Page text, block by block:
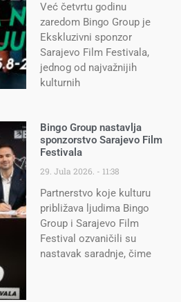
Već četvrtu godinu
zaredom Bingo Group je
Ekskluzivni sponzor
Sarajevo Film Festivala,
jednog od najvažnijih
kulturnih
Bingo Group nastavlja
sponzorstvo Sarajevo Film
Festivala
29. Jula 2026. 11:38
Partnerstvo koje kulturu
približava ljudima Bingo
Group i Sarajevo Film
Festival ozvaničili su
nastavak saradnje, čime